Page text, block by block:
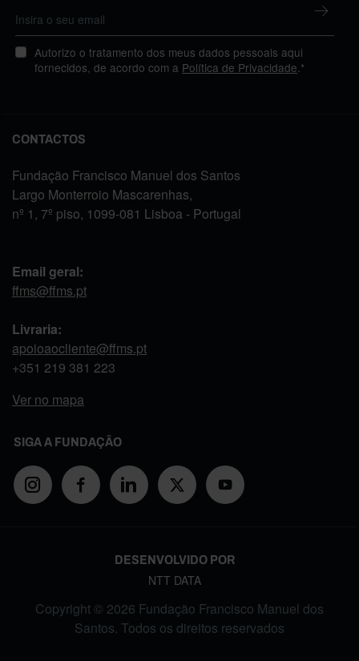
Autorizo o tratamento dos meus dados pessoais aqui
fornecidos, de acordo com a Política de Privacidade .*
CONTACTOS
Fundação Francisco Manuel dos Santos
Largo Monterroio Mascarenhas,
nº 1, 7º piso, 1099-081 Lisboa - Portugal
Email geral:
ffms@ffms.pt
Livraria:
apoioaocliente@ffms.pt
+351 219 381 223
Ver no mapa
SIGA A FUNDAÇÃO
DESENVOLVIDO POR
NTT DATA
Copyright © 2026 Fundação Francisco Manuel dos
Santos. Todos os direitos reservados